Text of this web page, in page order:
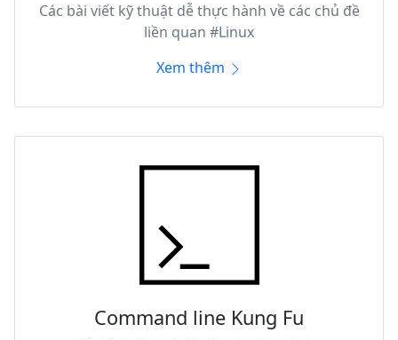
Các bài viết kỹ thuật dễ thực hành về các chủ đề
liền quan #Linux
Xem thêm
Command line Kung Fu